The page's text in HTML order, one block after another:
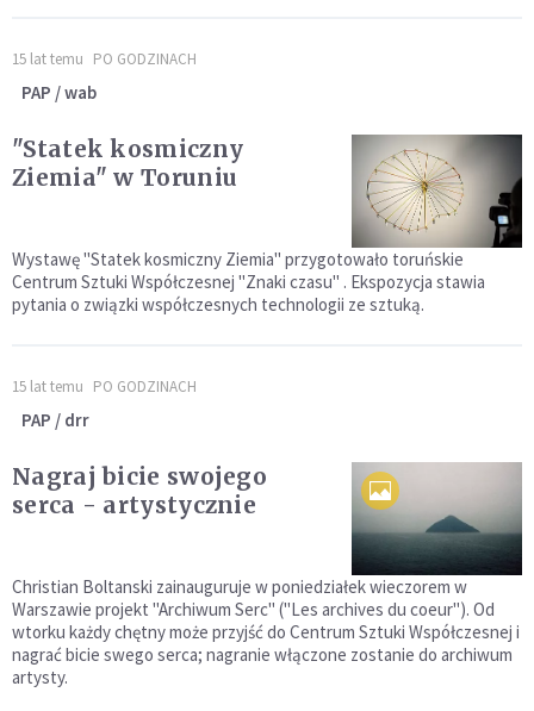
15 lat temu PO GODZINACH
PAP / wab
"Statek kosmiczny
Ziemia" w Toruniu
Wystawę "Statek kosmiczny Ziemia" przygotowało toruńskie
Centrum Sztuki Współczesnej "Znaki czasu" . Ekspozycja stawia
pytania o związki współczesnych technologii ze sztuką.
15 lat temu PO GODZINACH
PAP / drr
Nagraj bicie swojego
serca - artystycznie
Christian Boltanski zainauguruje w poniedziałek wieczorem w
Warszawie projekt "Archiwum Serc" ("Les archives du coeur"). Od
wtorku każdy chętny może przyjść do Centrum Sztuki Współczesnej i
nagrać bicie swego serca; nagranie włączone zostanie do archiwum
artysty.